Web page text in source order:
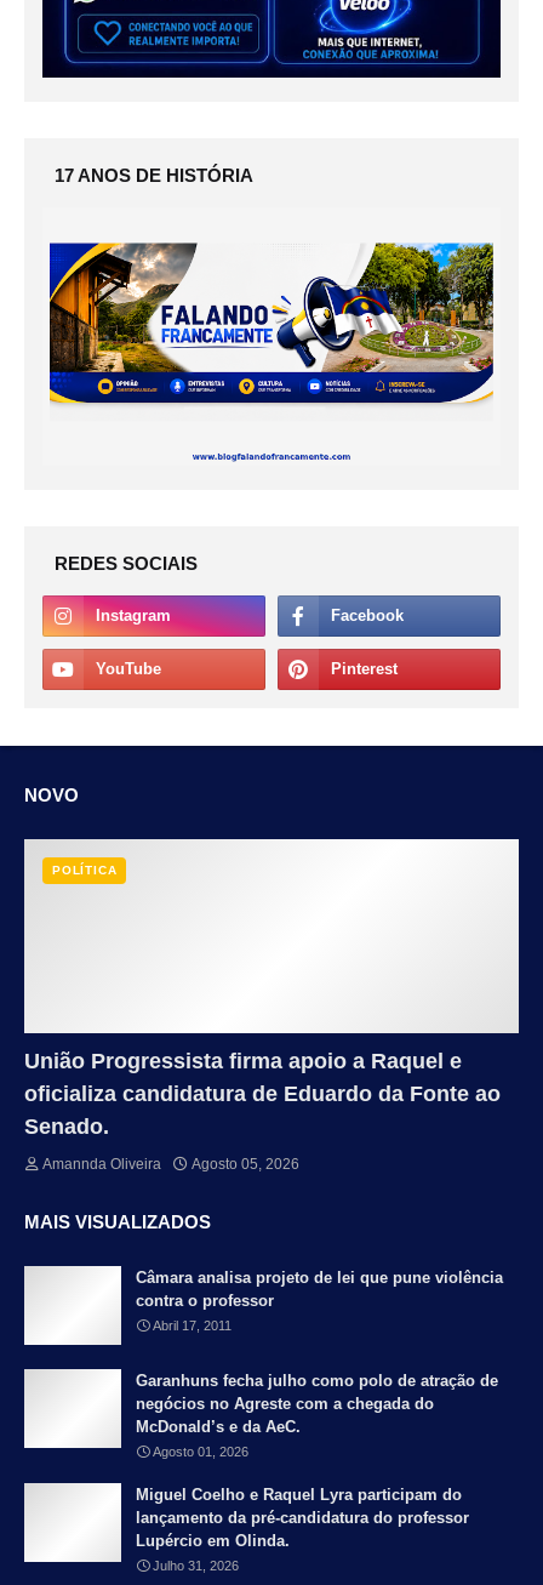
17 ANOS DE HISTÓRIA
REDES SOCIAIS
NOVO
POLÍTICA
União Progressista firma apoio a Raquel e
oficializa candidatura de Eduardo da Fonte ao
Senado.
Amannda Oliveira Agosto 05, 2026
MAIS VISUALIZADOS
Câmara analisa projeto de lei que pune violência
contra o professor
Abril 17, 2011
Garanhuns fecha julho como polo de atração de
negócios no Agreste com a chegada do
McDonald’s e da AeC.
Agosto 01, 2026
Miguel Coelho e Raquel Lyra participam do
lançamento da pré-candidatura do professor
Lupércio em Olinda.
Julho 31, 2026